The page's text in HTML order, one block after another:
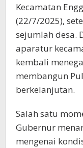
Kecamatan
(22/7/2025),
sejumlah desa.
aparatur
kembali
membangun
berkelanjutan.
Salah satu
Gubernur
mengenai